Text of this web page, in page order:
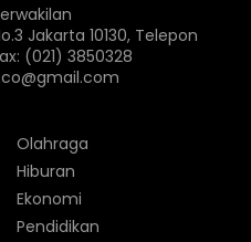
Jakarta 10130, Telepon
(021) 3850328
Olahraga
Hiburan
Ekonomi
Pendidikan